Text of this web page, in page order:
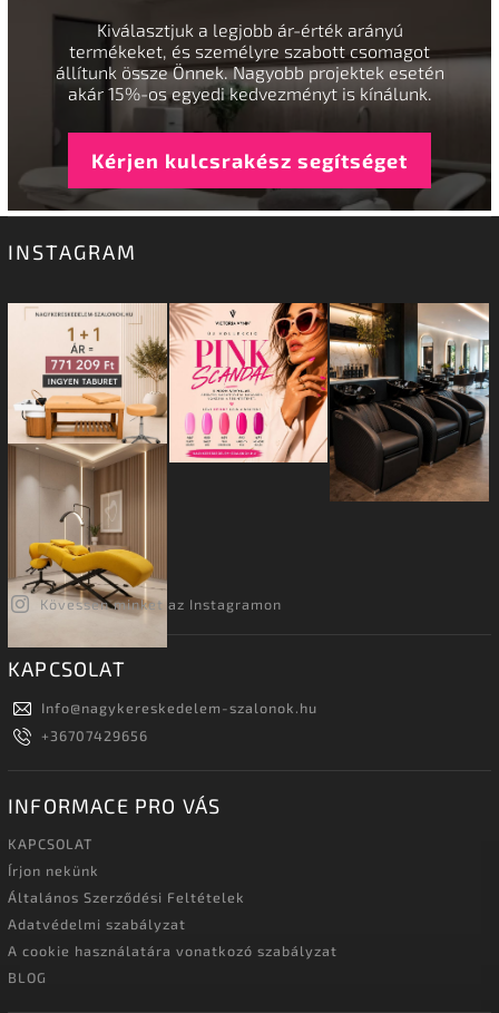
Kiválasztjuk a legjobb ár-érték arányú
termékeket, és személyre szabott csomagot
állítunk össze Önnek. Nagyobb projektek esetén
akár 15%-os egyedi kedvezményt is kínálunk.
Kérjen kulcsrakész segítséget
INSTAGRAM
Kövessen minket az Instagramon
KAPCSOLAT
Info@nagykereskedelem-szalonok.hu
+36707429656
INFORMACE PRO VÁS
KAPCSOLAT
Írjon nekünk
Általános Szerződési Feltételek
Adatvédelmi szabályzat
A cookie használatára vonatkozó szabályzat
BLOG